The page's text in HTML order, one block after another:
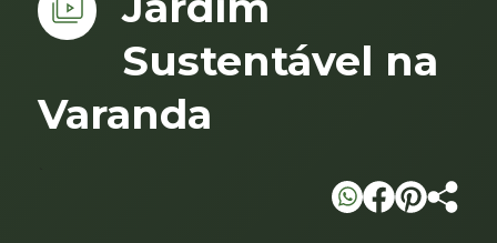
Sustentável na
Varanda